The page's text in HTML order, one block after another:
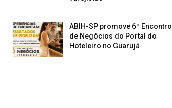
ABIH-SP promove 6º Encontro
de Negócios do Portal do
Hoteleiro no Guarujá